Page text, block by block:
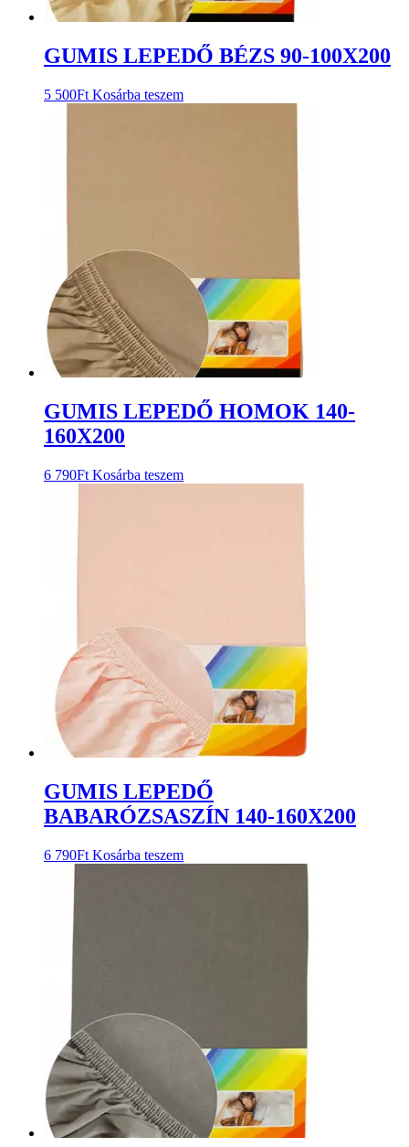
GUMIS LEPEDŐ BÉZS 90-100X200
5 500Ft Kosárba teszem
GUMIS LEPEDŐ HOMOK 140-
160X200
6 790Ft Kosárba teszem
GUMIS LEPEDŐ
BABARÓZSASZÍN 140-160X200
6 790Ft Kosárba teszem